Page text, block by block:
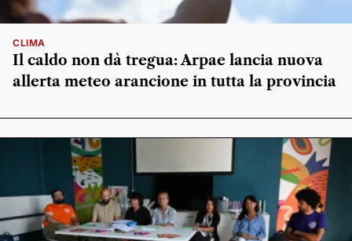
CLIMA
Il caldo non dà tregua: Arpae lancia nuova
allerta meteo arancione in tutta la provincia